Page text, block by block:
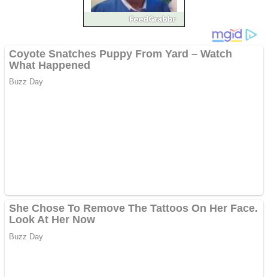
Pastorul Liviu Radu a
trecut la Domnul
Covid-19: 755 de cazuri
noi în România